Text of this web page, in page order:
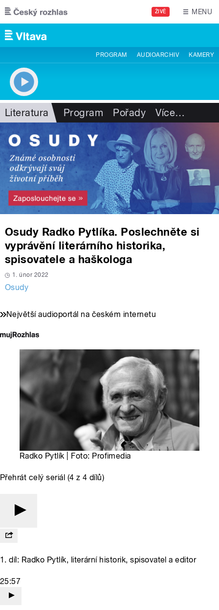
Přejít k hlavnímu obsahu
ŽIVĚ MENU
PROGRAM AUDIOARCHIV KAMERY
Literatura Program Pořady Více…
Osudy Radko Pytlíka. Poslechněte si
vyprávění literárního historika,
spisovatele a haškologa
1. únor 2022
Osudy
Největší audioportál na českém internetu
Radko Pytlík | Foto: Profimedia
Přehrát celý seriál (4 z 4 dílů)
1. díl: Radko Pytlík, literární historik, spisovatel a editor
25:57